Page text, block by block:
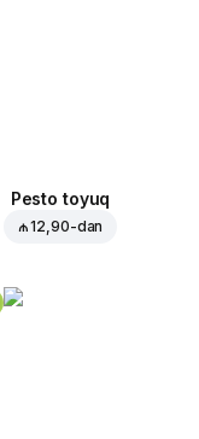
Pesto toyuq
₼ 12,90-dan